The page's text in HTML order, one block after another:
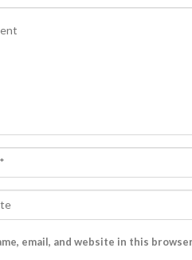
email, and website in this